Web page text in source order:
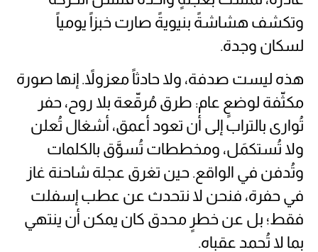
وتكشف هشاشةً بنيويةً صارت خبزاً يومياً
لسكان وجدة.
هذه ليست صدفة، ولا حادثاً معزولاً. إنها صورة
مكثّفة لوضعٍ عام: طرق مُرقّعة بلا روح، حفر
تُوارى بالتراب إلى أن تعود أعمق، أشغال تُعلن
ولا تُستكمَل، ومخططات تُسوَّق بالكلمات
وتُدفن في الواقع. حين تغرق عجلة شاحنة غاز
في حفرة، فنحن لا نتحدث عن عطب إسفلت
فقط؛ بل عن خطرٍ محدق كان يمكن أن ينتهي
بما لا تُحمد عقباه.